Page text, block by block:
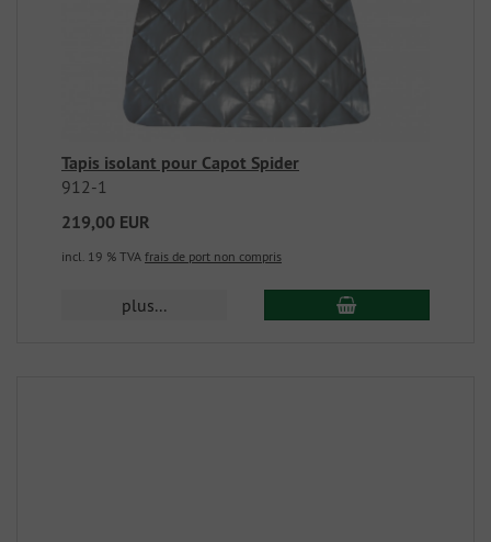
Tapis isolant pour Capot Spider
912-1
219,00 EUR
incl. 19 % TVA frais de port non compris
plus...